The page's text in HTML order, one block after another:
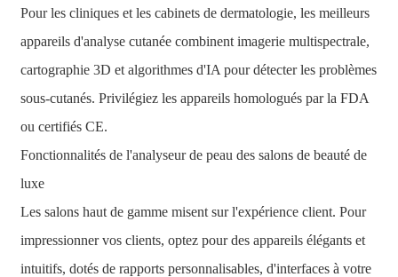
Pour les cliniques et les cabinets de dermatologie, les meilleurs
appareils d'analyse cutanée combinent imagerie multispectrale,
cartographie 3D et algorithmes d'IA pour détecter les problèmes
sous-cutanés. Privilégiez les appareils homologués par la FDA
ou certifiés CE.
Fonctionnalités de l'analyseur de peau des salons de beauté de
luxe
Les salons haut de gamme misent sur l'expérience client. Pour
impressionner vos clients, optez pour des appareils élégants et
intuitifs, dotés de rapports personnalisables, d'interfaces à votre